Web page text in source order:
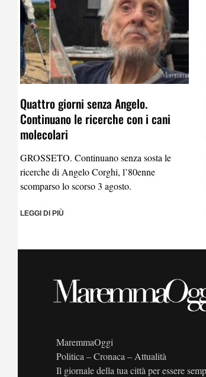
Quattro giorni senza Angelo.
Continuano le ricerche con i cani
molecolari
GROSSETO. Continuano senza sosta le
ricerche di Angelo Corghi, l’80enne
scomparso lo scorso 3 agosto.
LEGGI DI PIÙ
MaremmaOggi
Politica – Cronaca – Attualità
Il giornale della tua città per essere